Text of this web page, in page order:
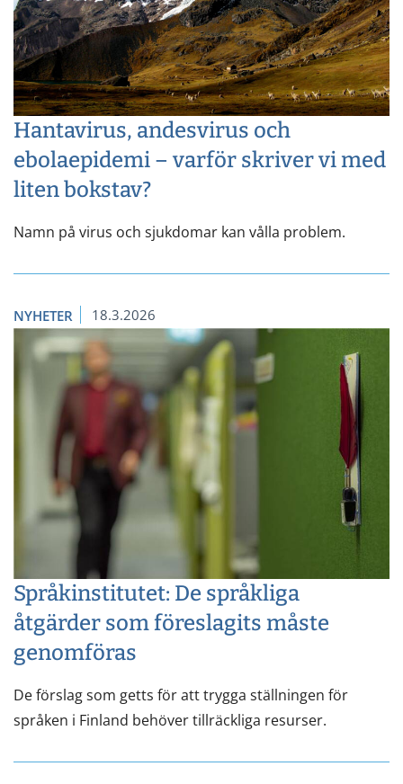
Hantavirus, andesvirus och
ebolaepidemi – varför skriver vi med
liten bokstav?
Namn på virus och sjukdomar kan vålla problem.
NYHETER 18.3.2026
Språkinstitutet: De språkliga
åtgärder som föreslagits måste
genomföras
De förslag som getts för att trygga ställningen för
språken i Finland behöver tillräckliga resurser.